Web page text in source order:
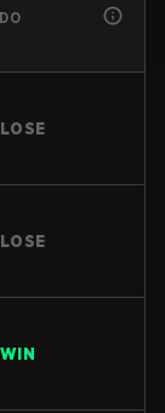
LOSE
LOSE
WIN